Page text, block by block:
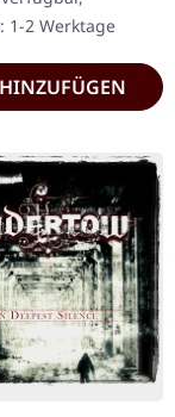
mit 8-seitigem
Das dritte
1-2 Werktage
HINZUFÜGEN